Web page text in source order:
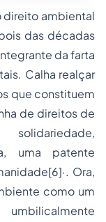
direito ambiental
das décadas
da farta
Calha realçar
que constituem
de direitos de
uma patente
Ora,
como um